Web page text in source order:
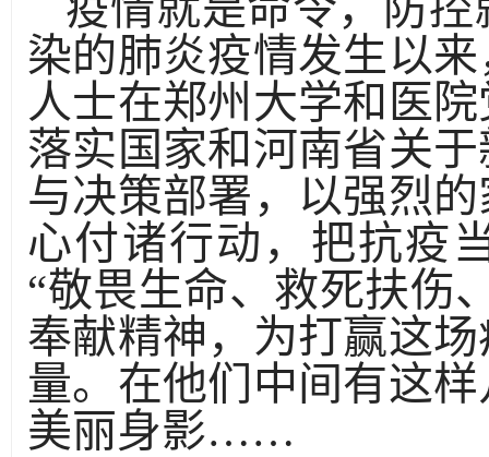
染的肺炎疫情发生以
人士在郑州大学和医
落实国家和河南省关
与决策部署，以强烈
心付诸行动，把抗疫
“敬畏生命、救死扶伤
奉献精神，为打赢这
量。在他们中间有这
美丽身影……